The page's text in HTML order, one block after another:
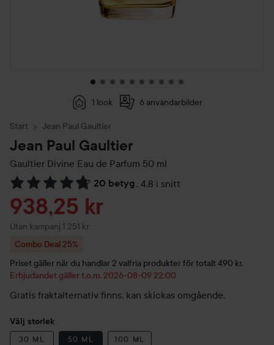
1 look 6 användarbilder
Start Jean Paul Gaultier
Jean Paul Gaultier
Gaultier Divine Eau de Parfum 50 ml
20 betyg , 4.8 i snitt
Hoppa till Betyg & kommentarer
Reapris
938,25 kr
Utan kampanj 1 251 kr
Combo Deal 25%
Priset gäller när du handlar 2 valfria produkter för totalt 490 kr.
Erbjudandet gäller t.o.m. 2026-08-09 22:00
Gratis fraktalternativ finns, kan skickas omgående.
Välj storlek
30 ML 50 ML 100 ML